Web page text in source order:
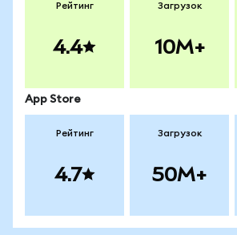
Рейтинг
4.4
Загрузок
10M+
App Store
Рейтинг
4.7
Загрузок
50M+